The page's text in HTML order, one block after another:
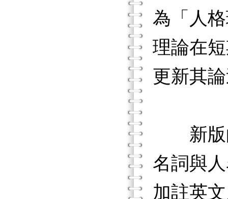
為「人
理論在
更新其
新版的
名詞與
加註英